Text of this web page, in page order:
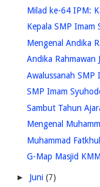
Milad ke-64 IPM:
Kepala SMP Imam
Mengenal Andika
Andika Rahmawan
Awalussanah SMP
SMP Imam
Sambut Tahun
Mengenal
Muhammad
G-Map Masjid
► Juni (7)